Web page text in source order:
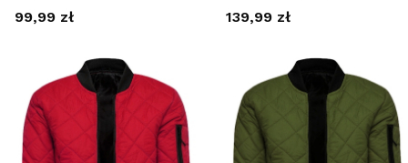
Cena
99,99 zł Cena
139,99 zł